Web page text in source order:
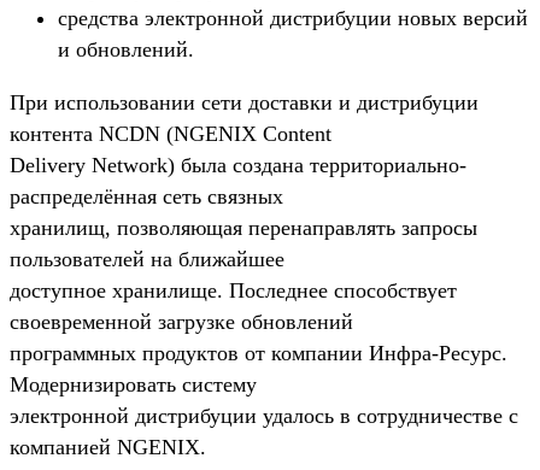
средства электронной дистрибуции новых версий
и обновлений.
При использовании сети доставки и дистрибуции
контента NCDN (NGENIX Content
Delivery Network) была создана территориально-
распределённая сеть связных
хранилищ, позволяющая перенаправлять запросы
пользователей на ближайшее
доступное хранилище. Последнее способствует
своевременной загрузке обновлений
программных продуктов от компании Инфра-Ресурс.
Модернизировать систему
электронной дистрибуции удалось в сотрудничестве с
компанией NGENIX.